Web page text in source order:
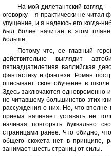
На мой дилетантский взгляд
оговорку – я практически не читал
упущение, и я надеюсь его когда-
был более начитан в этом
больше.
Потому что, ее главный
действительно выглядит
пятнадцатилетняя валлийская
фантастику и фэнтези. Роман
описывает свое обучение в
Здесь заключаются одновременно
не читавшему большинство этих
рассуждения о них. Но, что вполне
приема начинает уставать не
начиная повторять буквально
страницами ранее. Что обидно,
общего сюжета нет в принципе,
занимает шесть страниц от силы.